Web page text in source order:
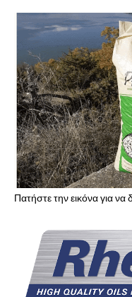
Πατήστε την εικόνα για να